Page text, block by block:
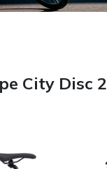
City Disc 2